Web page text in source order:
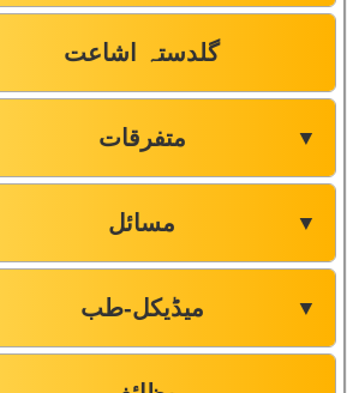
گلدستہ اشاعت
متفرقات ▼
مسائل ▼
میڈیکل-طب ▼